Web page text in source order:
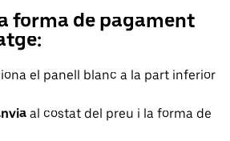
forma de pagament
el panell blanc a la part inferior
al costat del preu i la forma de